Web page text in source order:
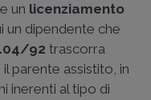
un licenziamento
un dipendente che
92 trascorra
parente assistito, in
inerenti al tipo di